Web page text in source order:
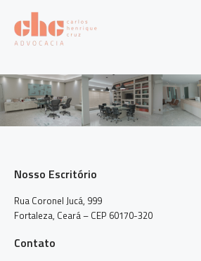
Nosso Escritório
Rua Coronel Jucá, 999
Fortaleza, Ceará – CEP 60170-320
Contato